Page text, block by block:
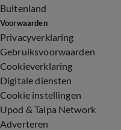
Buitenland
Voorwaarden
Privacyverklaring
Gebruiksvoorwaarden
Cookieverklaring
Digitale diensten
Cookie instellingen
Upod & Talpa Network
Adverteren